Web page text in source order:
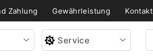
Zahlung Gewährleistung
Service